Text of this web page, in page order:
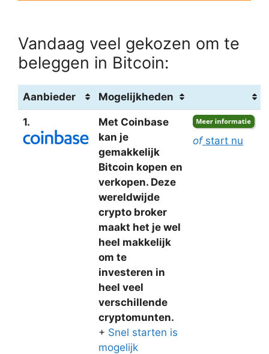
Vandaag veel gekozen om te
beleggen in Bitcoin:
Aanbieder Mogelijkheden
1.
Met Coinbase
kan je
gemakkelijk
Bitcoin kopen en
verkopen. Deze
wereldwijde
crypto broker
maakt het je wel
heel makkelijk
om te
investeren in
heel veel
verschillende
cryptomunten.
+ Snel starten is
mogelijk
ofstart nu